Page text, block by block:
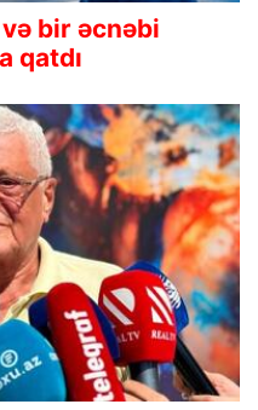
bir əcnəbi
qatdı